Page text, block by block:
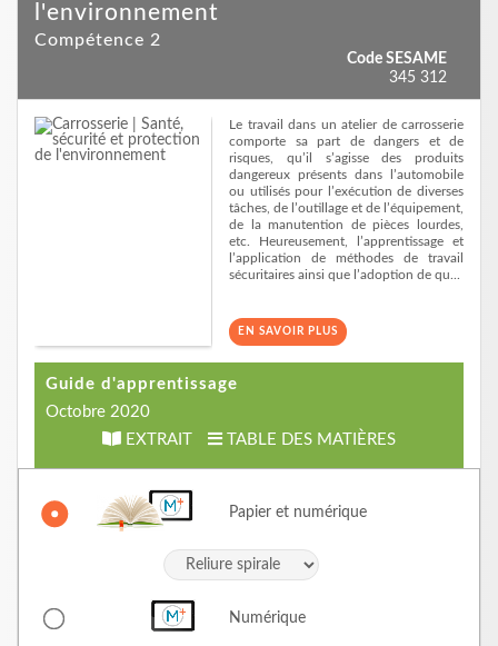
l'environnement
Compétence 2
Code SESAME
345 312
Le travail dans un atelier de carrosserie
comporte sa part de dangers et de
risques, qu’il s’agisse des produits
dangereux présents dans l’automobile
ou utilisés pour l’exécution de diverses
tâches, de l’outillage et de l’équipement,
de la manutention de pièces lourdes,
etc. Heureusement, l’apprentissage et
l’application de méthodes de travail
sécuritaires ainsi que l’adoption de qu...
EN SAVOIR PLUS
Guide d'apprentissage
Octobre 2020
EXTRAIT
TABLE DES MATIÈRES
Papier et numérique
Numérique